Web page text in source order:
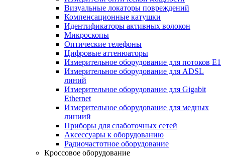
Визуальные локаторы повреждений
Компенсационные катушки
Идентификаторы активных волокон
Микроскопы
Оптические телефоны
Цифровые аттенюаторы
Измерительное оборудование для потоков Е1
Измерительное оборудование для ADSL
линий
Измерительное оборудование для Gigabit
Ethernet
Измерительное оборудование для медных
линиий
Приборы для слаботочных сетей
Аксессуары к оборудованию
Радиочастотное оборудование
Кроссовое оборудование